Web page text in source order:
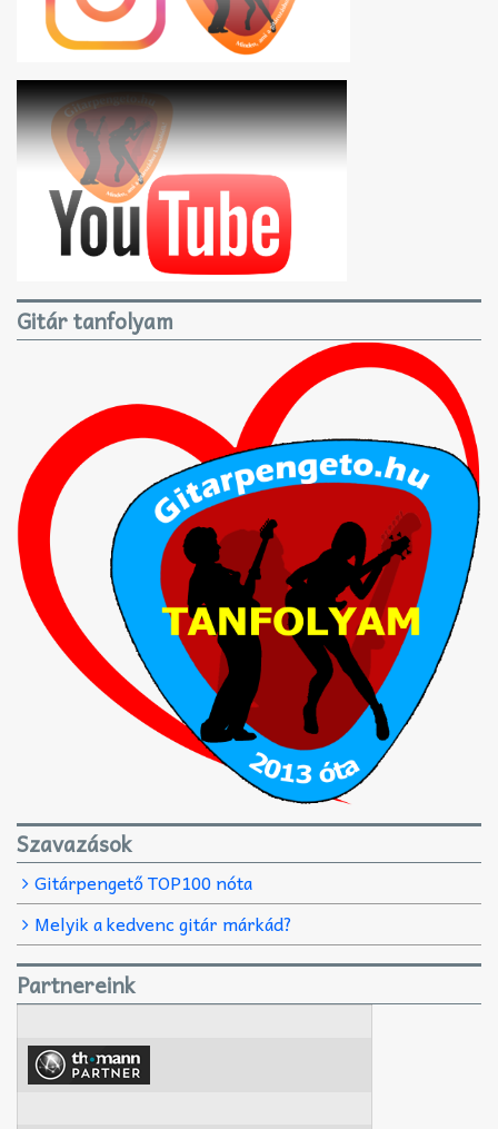
Gitár tanfolyam
Szavazások
Gitárpengető TOP100 nóta
Melyik a kedvenc gitár márkád?
Partnereink